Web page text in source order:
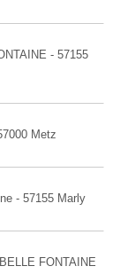
- 57155
Metz
- 57155 Marly
FONTAINE